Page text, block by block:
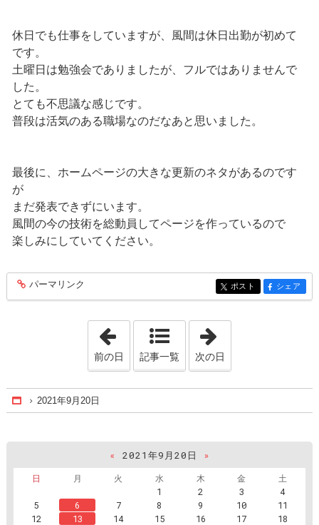
休日でも仕事をしていますが、風間は休日出勤が初めて
です。
土曜日は勉強会でありましたが、フルではありませんで
した。
とても不思議な感じです。
普段は活気のある職場なのだなあと思いました。
最後に、ホームページの大きな更新のネタがあるのです
が
まだ発表できずにいます。
風間の今の技術を総動員してページを作っているので
楽しみにしていてください。
entry207
パーマリンク entry207
ポスト entry207
シェア
「2021年9月13日」
前の日 記事一覧 次の日
Home
2021年9月20日
« 2021年9月20日
»
日
月 火 水 木 金
土
1
2 3
4
5
6 7 8 9 10
11
12
13 14 15 16 17
18